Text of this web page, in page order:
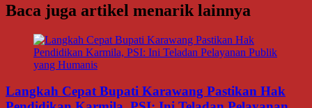
Baca juga artikel menarik lainnya
Langkah Cepat Bupati Karawang Pastikan Hak